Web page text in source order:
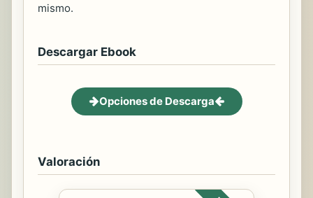
mismo.
Descargar Ebook
Opciones de Descarga
Valoración